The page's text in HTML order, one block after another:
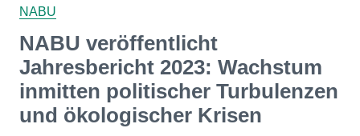
NABU
NABU veröffentlicht
Jahresbericht 2023: Wachstum
inmitten politischer Turbulenzen
und ökologischer Krisen